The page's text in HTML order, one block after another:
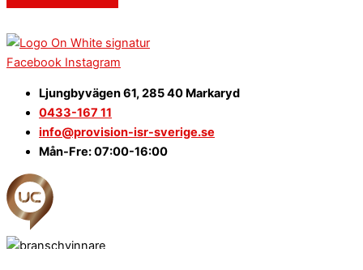
Facebook Instagram
Ljungbyvägen 61, 285 40 Markaryd
0433-167 11
info@provision-isr-sverige.se
Mån-Fre: 07:00-16:00